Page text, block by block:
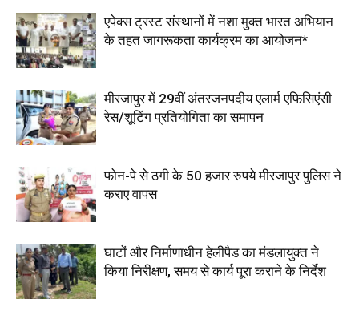
एपेक्स ट्रस्ट संस्थानों में नशा मुक्त भारत अभियान
के तहत जागरूकता कार्यक्रम का आयोजन*
मीरजापुर में 29वीं अंतरजनपदीय एलार्म एफिसिएंसी
रेस/शूटिंग प्रतियोगिता का समापन
फोन-पे से ठगी के 50 हजार रुपये मीरजापुर पुलिस ने
कराए वापस
घाटों और निर्माणाधीन हेलीपैड का मंडलायुक्त ने
किया निरीक्षण, समय से कार्य पूरा कराने के निर्देश